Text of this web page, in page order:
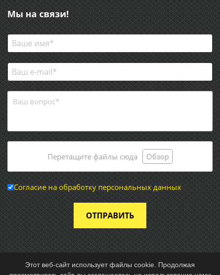
Мы на связи!
Перетащите файлы сюда Обзор
Согласие на обработку персональных данных
ОТПРАВИТЬ
Этот веб-сайт использует файлы cookie. Продолжая